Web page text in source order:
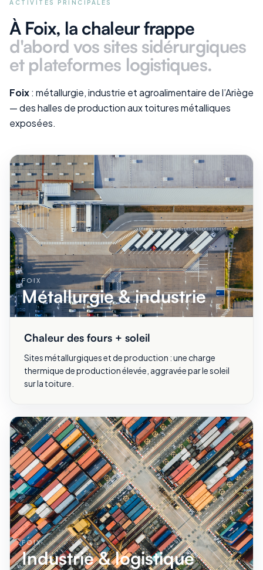
ACTIVITÉS PRINCIPALES
À Foix, la chaleur frappe
d'abord vos sites sidérurgiques
et plateformes logistiques.
Foix: métallurgie, industrie et agroalimentaire de l’Ariège
— des halles de production aux toitures métalliques
exposées.
FOIX
Métallurgie & industrie
Chaleur des fours + soleil
Sites métallurgiques et de production : une charge
thermique de production élevée, aggravée par le soleil
sur la toiture.
FOIX
Industrie & logistique